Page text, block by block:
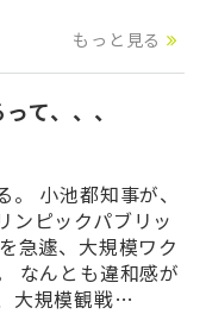
もっと見る
て、、、
小池都知事が、
ンピックパブリッ
急遽、大規模ワク
なんとも違和感が
大規模観戦…